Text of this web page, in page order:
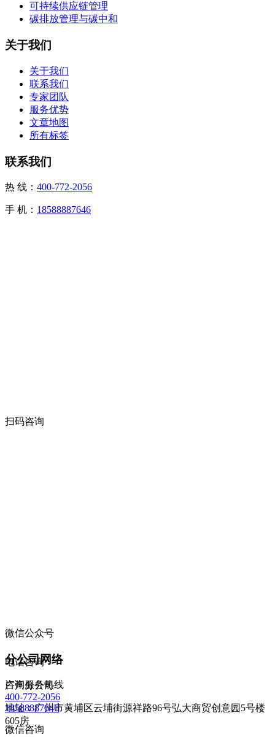
可持续供应链管理
碳排放管理与碳中和
关于我们
关于我们
联系我们
专家团队
服务优势
文章地图
所有标签
联系我们
热 线： 400-772-2056
手 机： 18588887646
扫码咨询
微信公众号
分公司网络
广州分公司
地址：广州市黄埔区云埔街源祥路96号弘大商贸创意园5号楼
605房
电话咨询
咨询服务热线
400-772-2056
18588887646
微信咨询